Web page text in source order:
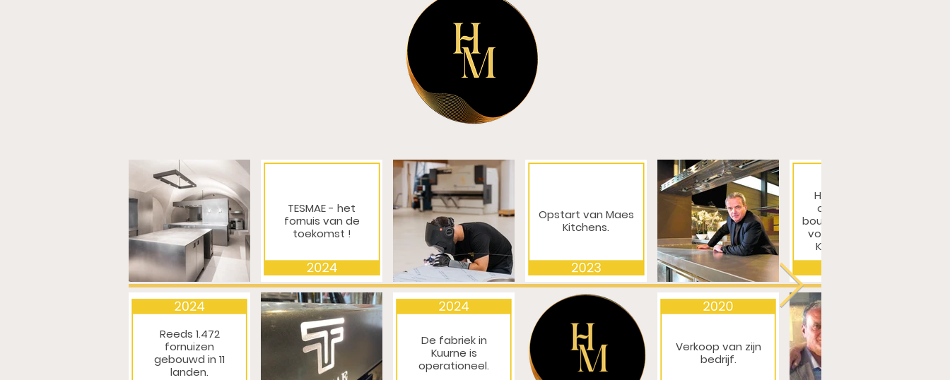
Reeds 1.472
fornuizen
gebouwd in 11
landen.
TESMAE - het
fornuis van de
toekomst !
De fabriek in
Kuurne is
operationeel.
Opstart van Maes
Kitchens.
Verkoop van zijn
bedrijf.
Herman Maes
ontwerpt en
bouwt de keukens
voor Noma*** in
Kopenhagen.